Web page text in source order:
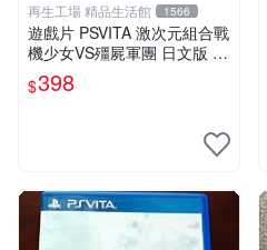
再生工場 精品生活館 1566
遊戲片 PSVITA 激次元組合戰
機少女VS殭屍軍團 日文版 再
生工場 01
$398